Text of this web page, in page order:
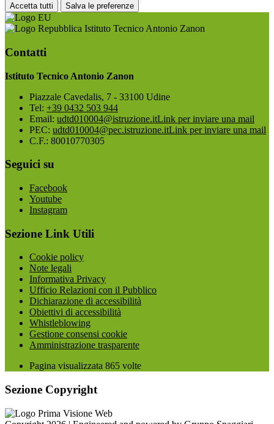
Accetta tutti Salva le preferenze
Istituto Tecnico Antonio Zanon
Contatti
Istituto Tecnico Antonio Zanon
Piazzale Cavedalis, 7 - 33100 Udine
Tel: +39 0432 503 944
Email: udtd010004@istruzione.itLink per inviare una mail
PEC: udtd010004@pec.istruzione.itLink per inviare una mail
C.F.: 80010770305
Seguici su
Facebook
Youtube
Instagram
Sezione Link Utili
Cookie policy
Note legali
Informativa Privacy
Ufficio Relazioni con il Pubblico
Dichiarazione di accessibilità
Obiettivi di accessibilità
Whistleblowing
Gestione consensi cookie
Amministrazione trasparente
Pagina visualizzata 865 volte
Sezione Copyright